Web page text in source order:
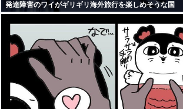
発達障害のワイがギリギリ海外旅行を楽しめそうな国